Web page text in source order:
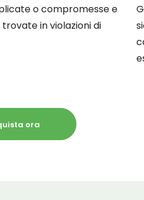
o compromesse e
in violazioni di
ora